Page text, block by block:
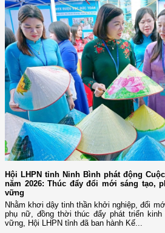
Hội LHPN tỉnh Ninh Bình phát động
năm 2026: Thúc đẩy đổi mới sáng tạo,
vững
Nhằm khơi dậy tinh thần khởi nghiệp, đổi
phụ nữ, đồng thời thúc đẩy phát triển
vững, Hội LHPN tỉnh đã ban hành Kế...